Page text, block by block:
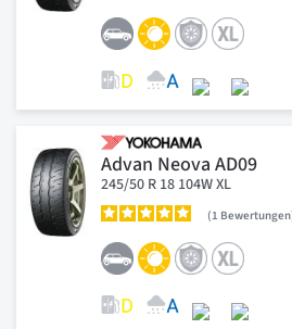
Advan Neova AD09
245/50 R 18 104W XL
1 Bewertungen